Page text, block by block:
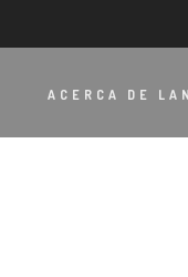
ACERCA DE